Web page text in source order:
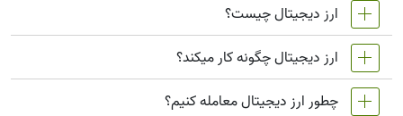
ارز دیجیتال چیست؟
رمزارز یک پول دیجیتال غیرمتمرکز است که مطابق با فناوری
بلاکچین کار می کند. ارزهای دیجیتال را می توان استخراج کرد
یا آنها را از صرافی های ارز دیجیتال خرید. به دلیل رشد سریع
ارز دیجیتال چگونه کار میکند؟
کریپتوکارنسی فراتر از یک ابزار سرمایه گذاری معمولی است.
چطور ارز دیجیتال معامله کنیم؟